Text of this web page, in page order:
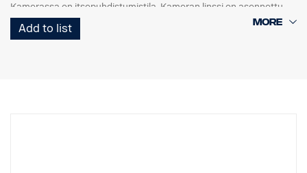
Kamerassa on itsepuhdistumistila. Kameran linssi on asennettu
lasiputkeen, jota teollinen askelmoottori voi pyörittää.
Aktivoitaessa lasipinnalle suihkutetaan suuttimen kautta vettä (tai
Add to list